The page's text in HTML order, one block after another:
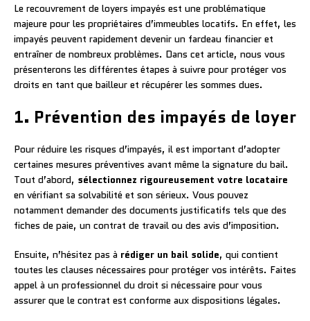
Le recouvrement de loyers impayés est une problématique
majeure pour les propriétaires d’immeubles locatifs. En effet, les
impayés peuvent rapidement devenir un fardeau financier et
entraîner de nombreux problèmes. Dans cet article, nous vous
présenterons les différentes étapes à suivre pour protéger vos
droits en tant que bailleur et récupérer les sommes dues.
1. Prévention des impayés de loyer
Pour réduire les risques d’impayés, il est important d’adopter
certaines mesures préventives avant même la signature du bail.
Tout d’abord, sélectionnez rigoureusement votre locataire
en vérifiant sa solvabilité et son sérieux. Vous pouvez
notamment demander des documents justificatifs tels que des
fiches de paie, un contrat de travail ou des avis d’imposition.
Ensuite, n’hésitez pas à rédiger un bail solide, qui contient
toutes les clauses nécessaires pour protéger vos intérêts. Faites
appel à un professionnel du droit si nécessaire pour vous
assurer que le contrat est conforme aux dispositions légales.